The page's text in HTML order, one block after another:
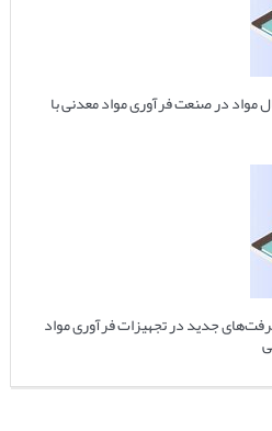
مواد در صنعت فرآوری مواد معدنی با
پیشرفت‌های جدید در تجهیزات فرآوری مواد